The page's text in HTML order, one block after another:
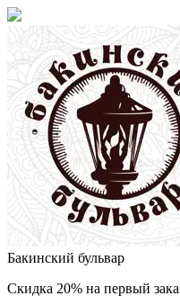
Бакинский бульвар
Скидка 20% на первый